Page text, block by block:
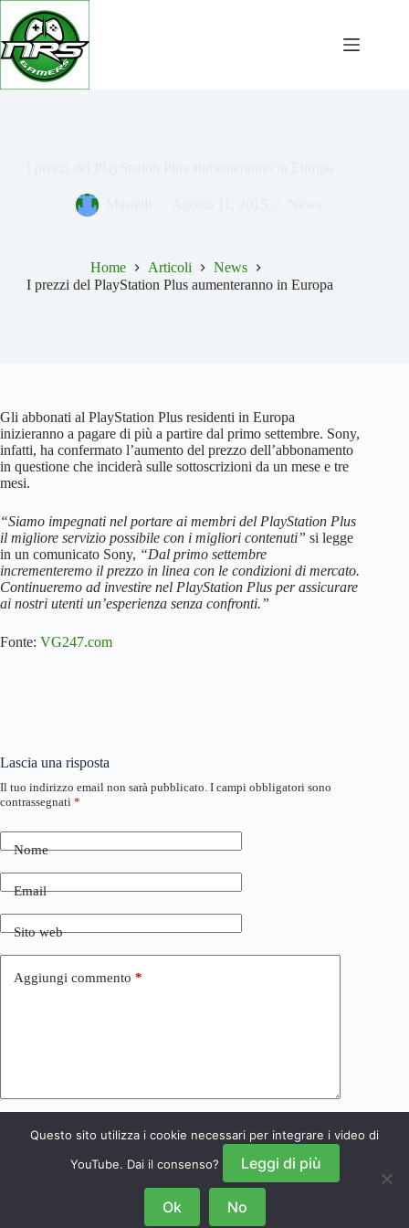
Salta
contenuto
Home Articoli
News
I prezzi del PlayStation Plus aumenteranno in Europa
Gli abbonati al PlayStation Plus residenti in Europa
inizieranno a pagare di più a partire dal primo settembre. Sony,
infatti, ha confermato l’aumento del prezzo dell’abbonamento
in questione che inciderà sulle sottoscrizioni da un mese e tre
mesi.
“Siamo impegnati nel portare ai membri del PlayStation Plus
il migliore servizio possibile con i migliori contenuti” si legge
in un comunicato Sony, “Dal primo settembre
incrementeremo il prezzo in linea con le condizioni di mercato.
Continueremo ad investire nel PlayStation Plus per assicurare
ai nostri utenti un’esperienza senza confronti.”
Fonte: VG247.com
Lascia una risposta
Il tuo indirizzo email non sarà pubblicato. I campi obbligatori sono
contrassegnati *
Nome
Email
Sito web
Aggiungi commento *
Invia commento
Questo sito utilizza i cookie necessari per integrare i video di
YouTube. Dai il consenso?
Leggi di più
Ok No